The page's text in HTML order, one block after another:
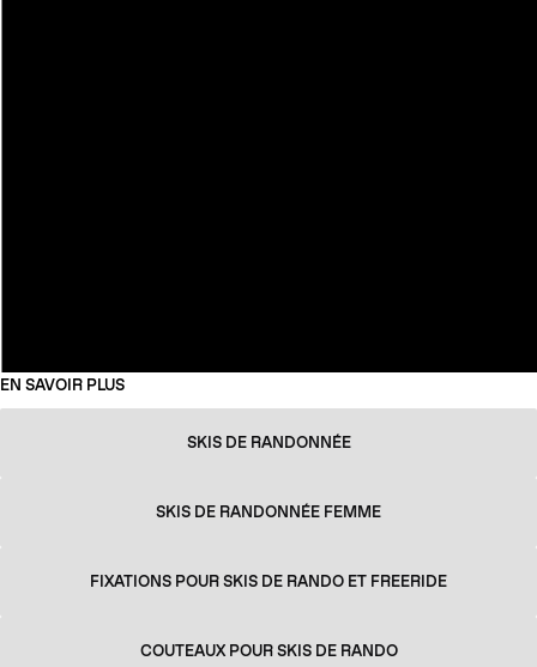
EN SAVOIR PLUS
SKIS DE RANDONNÉE
SKIS DE RANDONNÉE FEMME
FIXATIONS POUR SKIS DE RANDO ET FREERIDE
COUTEAUX POUR SKIS DE RANDO